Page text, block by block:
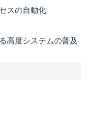
スの自動化
高度システムの普及